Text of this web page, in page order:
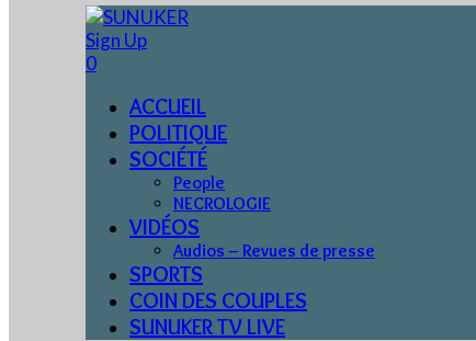
Sign Up
0
ACCUEIL
POLITIQUE
SOCIÉTÉ
People
NECROLOGIE
VIDÉOS
Audios – Revues de presse
SPORTS
COIN DES COUPLES
SUNUKER TV LIVE